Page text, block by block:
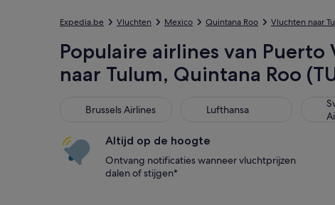
Expedia.be Vluchten Mexico Quintana Roo Vluchten naar
Populaire airlines van Puerto
naar Tulum, Quintana Roo
Brussels Airlines
Brussels Airlines Lufthansa
Lufthansa
Altijd op de hoogte
Ontvang notificaties wanneer vluchtprijzen
dalen of stijgen*